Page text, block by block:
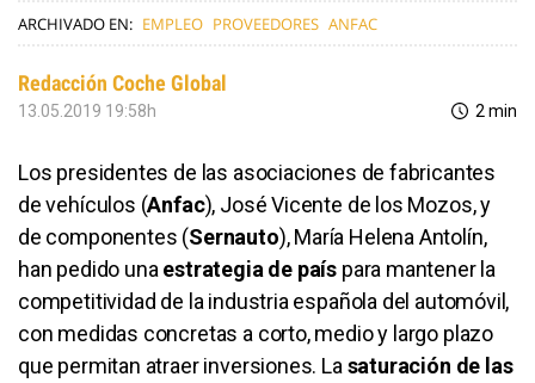
ARCHIVADO EN: EMPLEO PROVEEDORES ANFAC
Redacción Coche Global
13.05.2019 19:58h 2 min
Los presidentes de las asociaciones de fabricantes
de vehículos (Anfac), José Vicente de los Mozos, y
de componentes (Sernauto),María Helena Antolín,
han pedido una estrategia de país para mantener la
competitividad de la industria española del automóvil,
con medidas concretas a corto, medio y largo plazo
que permitan atraer inversiones. La saturación de las